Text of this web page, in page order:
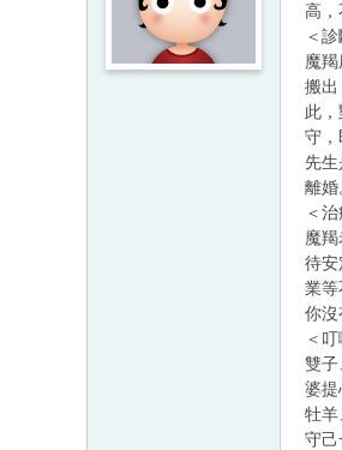
高，
＜診
魔
搬出
此
守，
先
離婚
＜治
魔
待安
業等
你沒
＜叮
雙子
婆提
牡羊
守己